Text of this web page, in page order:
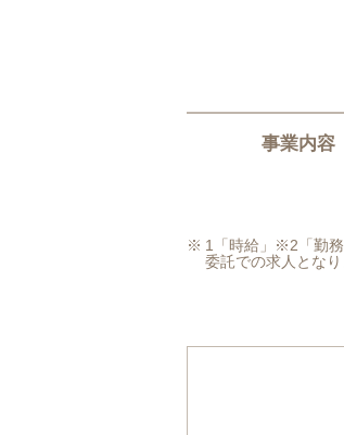
事業内容
1「時給」※2「勤
委託での求人となり